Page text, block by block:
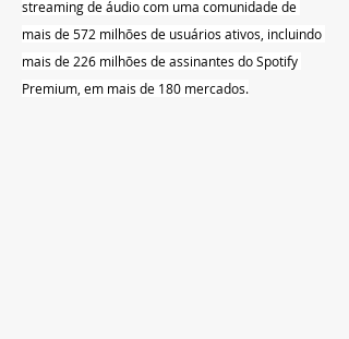
streaming de áudio com uma comunidade de
mais de 572 milhões de usuários ativos, incluindo
mais de 226 milhões de assinantes do Spotify
Premium, em mais de 180 mercados.